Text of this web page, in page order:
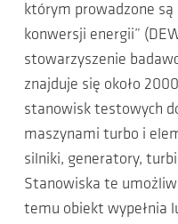
którym prowadzone
konwersji energii”
stowarzyszenie
znajduje się około
stanowisk testowych
maszynami turbo i
silniki, generatory,
Stanowiska te
temu obiekt wypełnia